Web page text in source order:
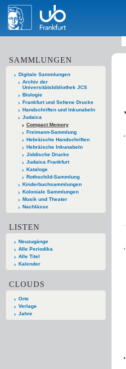
SAMMLUNGEN
Digitale Sammlungen
Archiv der
Universitätsbibliothek JCS
Biologie
Frankfurt und Seltene Drucke
Handschriften und Inkunabeln
Judaica
Compact Memory
Freimann-Sammlung
Hebräische Handschriften
Hebräische Inkunabeln
Jiddische Drucke
Judaica Frankfurt
Kataloge
Rothschild-Sammlung
Kinderbuchsammlungen
Koloniale Sammlungen
Musik und Theater
Nachlässe
LISTEN
Neuzugänge
Alle Periodika
Alle Titel
Kalender
CLOUDS
Orte
Verlage
Jahre